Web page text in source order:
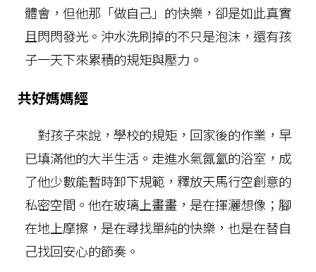
體會，但他那「做自己」的快樂，卻是如此真實
且閃閃發光。沖水洗刷掉的不只是泡沫，還有孩
子一天下來累積的規矩與壓力。
共好媽媽經
對孩子來說，學校的規矩，回家後的作業，早
已填滿他的大半生活。走進水氣氤氳的浴室，成
了他少數能暫時卸下規範，釋放天馬行空創意的
私密空間。他在玻璃上畫畫，是在揮灑想像；腳
在地上摩擦，是在尋找單純的快樂，也是在替自
己找回安心的節奏。